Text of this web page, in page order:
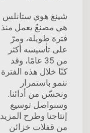
شينغ هوي ستانلس
هي مصنعٌ يعمل منذ
فترة طويلة، ومرّ
على تأسيسه أكثر
من 35 عامًا، وقد
كنّا خلال هذه الفترة
ننمو باستمرار
ونحسّن من أدائنا.
وسنواصل توسيع
إنتاجنا وطرح المزيد
من قفلات خزائن